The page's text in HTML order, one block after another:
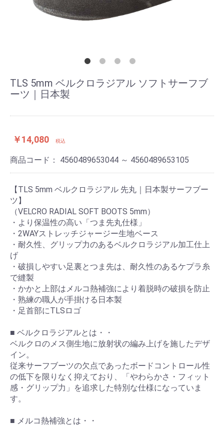
TLS 5mm ベルクロラジアル ソフトサーフブ
ーツ｜日本製
￥14,080 税込
商品コード： 4560489653044 ～ 4560489653105
【TLS 5mm ベルクロラジアル 先丸｜日本製サーフブー
ツ】
（VELCRO RADIAL SOFT BOOTS 5mm）
・より保温性の高い「つま先丸仕様」
・2WAYストレッチジャージー生地ベース
・耐久性、グリップ力のあるベルクロラジアル加工仕上
げ
・破損しやすい足裏とつま先は、耐久性のあるケプラ糸
で縫製
・かかと上部はメルコ熱補強により着脱時の破損を防止
・熟練の職人が手掛ける日本製
・足首部にTLSロゴ
■ ベルクロラジアルとは・・
ベルクロのメス側生地に放射状の編み上げを施したデザ
イン。
従来サーフブーツの欠点であったボードコントロール性
の低下を限りなく抑えており、「やわらかさ・フィット
感・グリップ力」を追求した特別な仕様になっていま
す。
■ メルコ熱補強とは・・
お買い物を続ける カートへ進む